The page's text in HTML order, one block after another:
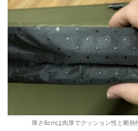
厚さ8cmは肉厚でクッション性と断熱